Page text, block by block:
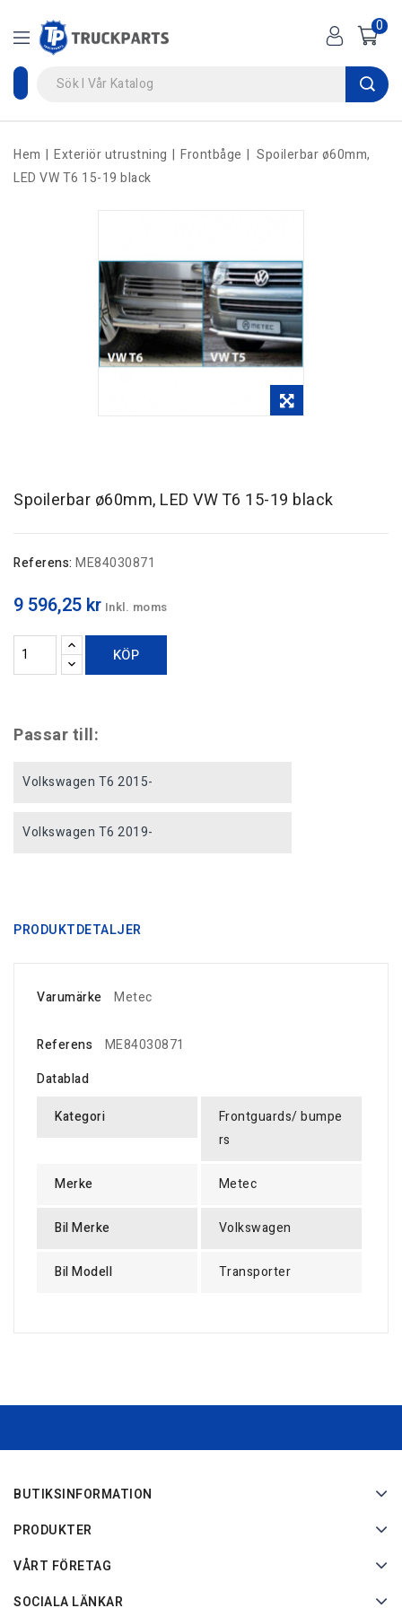
0
Hem Exteriör utrustning Frontbåge
Spoilerbar ø60mm,
LED VW T6 15-19 black
Spoilerbar ø60mm, LED VW T6 15-19 black
Referens: ME84030871
9 596,25 kr Inkl. moms
KÖP
Passar till:
Volkswagen T6 2015-
Volkswagen T6 2019-
PRODUKTDETALJER
Varumärke Metec
Referens
ME84030871
Datablad
Kategori
Frontguards/ bumpe
rs
Merke Metec
Bil Merke Volkswagen
Bil Modell Transporter
BUTIKSINFORMATION
PRODUKTER
VÅRT FÖRETAG
SOCIALA LÄNKAR